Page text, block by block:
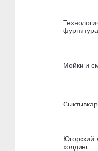
фурнитура
Мойки и
Югорский
холдинг